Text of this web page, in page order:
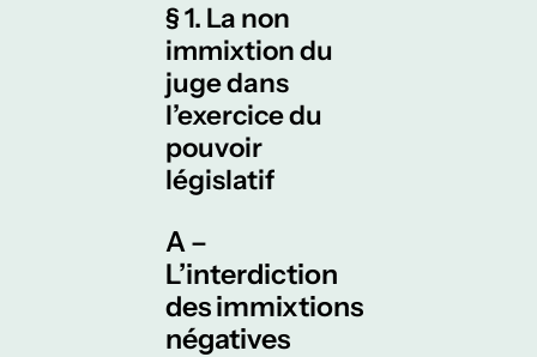
§ 1. La non
immixtion du
juge dans
l’exercice du
pouvoir
législatif
A –
L’interdiction
des immixtions
négatives